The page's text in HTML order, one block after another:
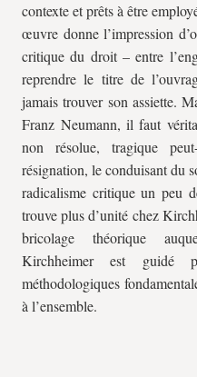
contexte et prêts à être
œuvre donne l’impression
critique du droit – entre
reprendre le titre de
jamais trouver son assiette.
Franz Neumann, il faut
non résolue, tragique
résignation, le conduisant du
radicalisme critique un peu
trouve plus d’unité chez
bricolage théorique
Kirchheimer est guidé
méthodologiques
à l’ensemble.